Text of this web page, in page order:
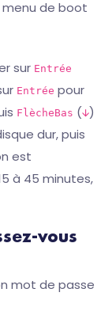
de boot
sur Entrée
Entrée pour
FlècheBas (🡫)
dur, puis
est
à 45 minutes,
vous
mot de passe